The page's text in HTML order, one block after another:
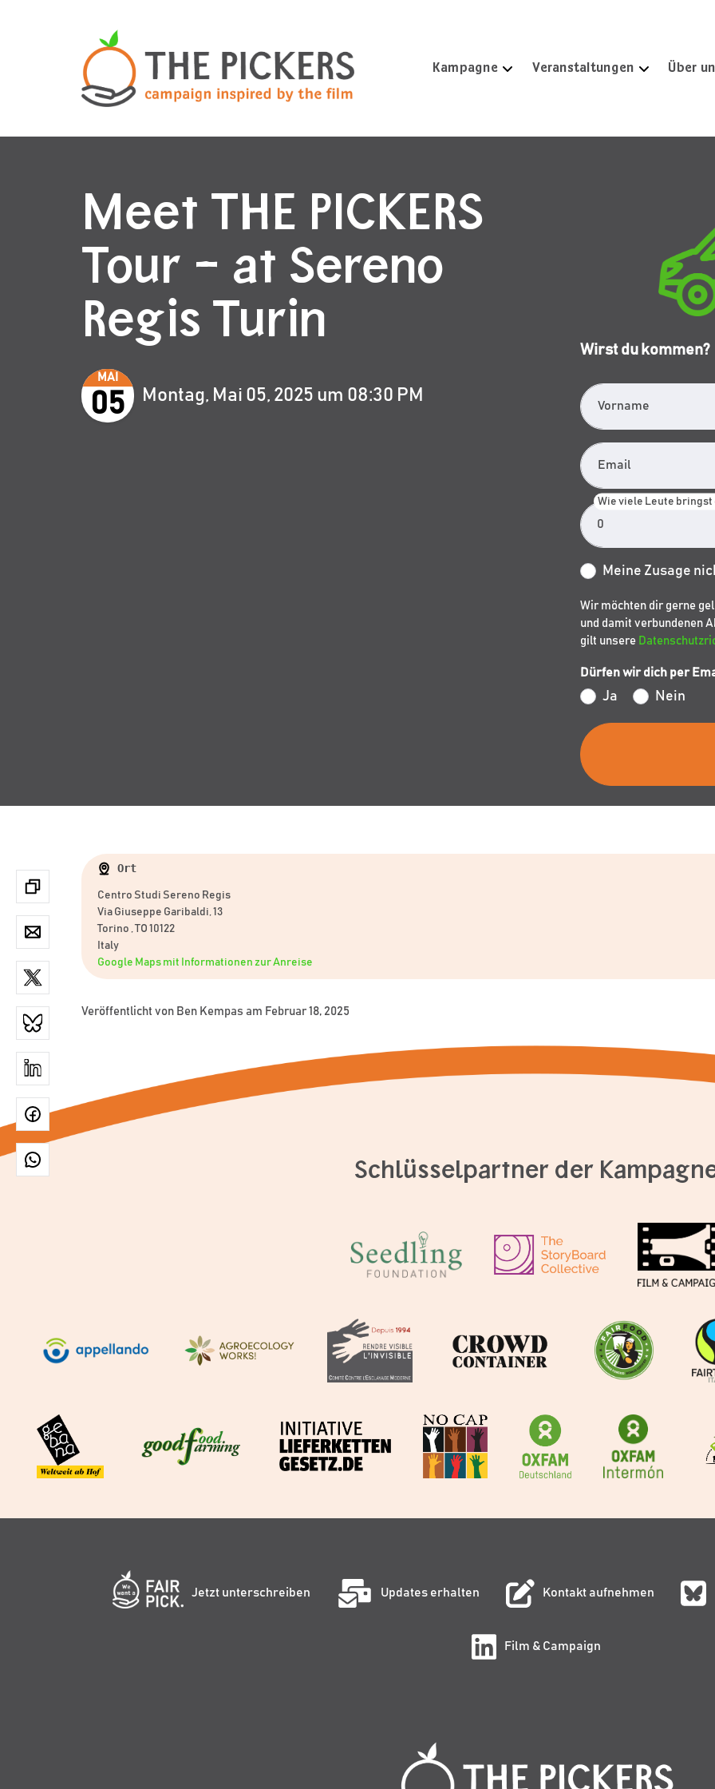
Kampagne Veranstaltungen Über
Meet THE PICKERS
Tour – at Sereno
Regis Turin
MAI
05 Montag, Mai 05, 2025 um 08:30 PM
Ort
Centro Studi Sereno Regis
Via Giuseppe Garibaldi, 13
Torino , TO 10122
Italy
Google Maps mit Informationen zur Anreise
Veröffentlicht von Ben Kempas am Februar 18, 2025
Wirst du kommen?
Vorname
Email
Wie viele Leute bringst
Meine Zusage
Wir möchten dir gerne
und damit verbundenen
gilt unsere
Dürfen wir dich per
Ja Nein
Schlüsselpartner der
Jetzt unterschreiben Updates erhalten Kontakt aufnehmen
Film & Campaign